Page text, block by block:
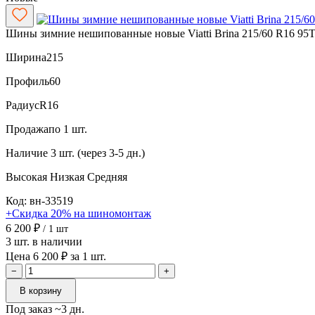
Шины зимние нешипованные новые Viatti Brina 215/60 R16 95T
Ширина215
Профиль60
РадиусR16
Продажапо 1 шт.
Наличие 3 шт. (через 3-5 дн.)
Высокая Низкая Средняя
Код: вн-33519
+Скидка 20% на шиномонтаж
6 200 ₽ / 1 шт
3 шт. в наличии
Цена 6 200 ₽ за 1 шт.
−
+
В корзину
Под заказ ~3 дн.